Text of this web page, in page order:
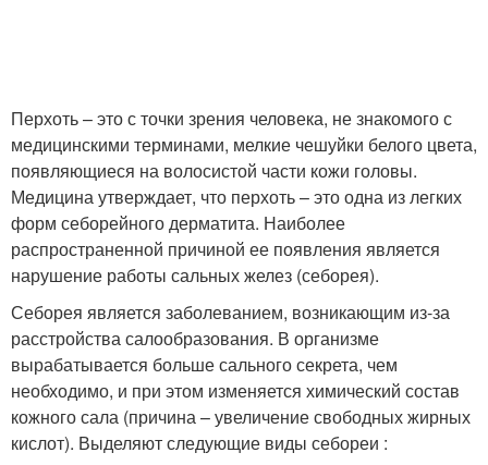
Перхоть – это с точки зрения человека, не знакомого с
медицинскими терминами, мелкие чешуйки белого цвета,
появляющиеся на волосистой части кожи головы.
Медицина утверждает, что перхоть – это одна из легких
форм себорейного дерматита. Наиболее
распространенной причиной ее появления является
нарушение работы сальных желез (себорея).
Себорея является заболеванием, возникающим из-за
расстройства салообразования. В организме
вырабатывается больше сального секрета, чем
необходимо, и при этом изменяется химический состав
кожного сала (причина – увеличение свободных жирных
кислот). Выделяют следующие виды себореи :